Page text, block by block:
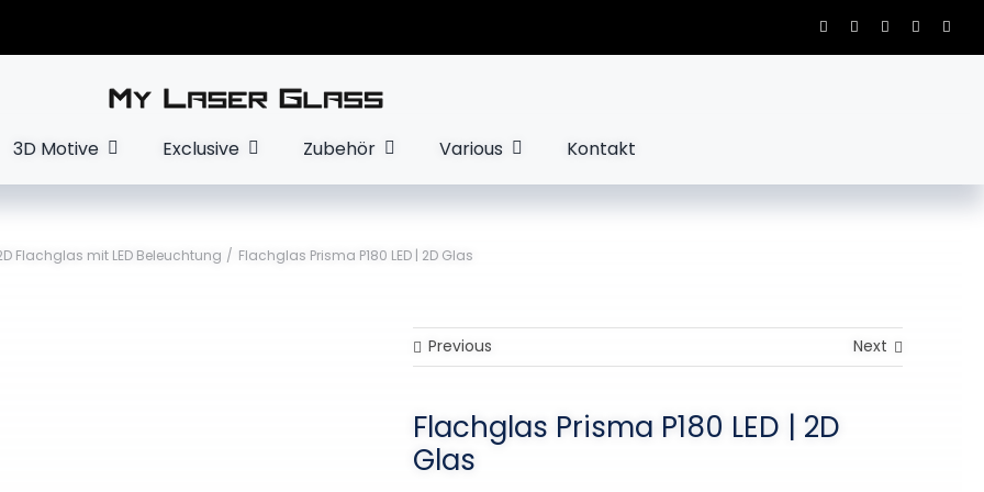
3D Motive Exclusive Zubehör Various Kontakt
Flachglas mit LED Beleuchtung Flachglas Prisma P180 LED | 2D Glas
Previous Next
Flachglas Prisma P180 LED | 2D
Glas